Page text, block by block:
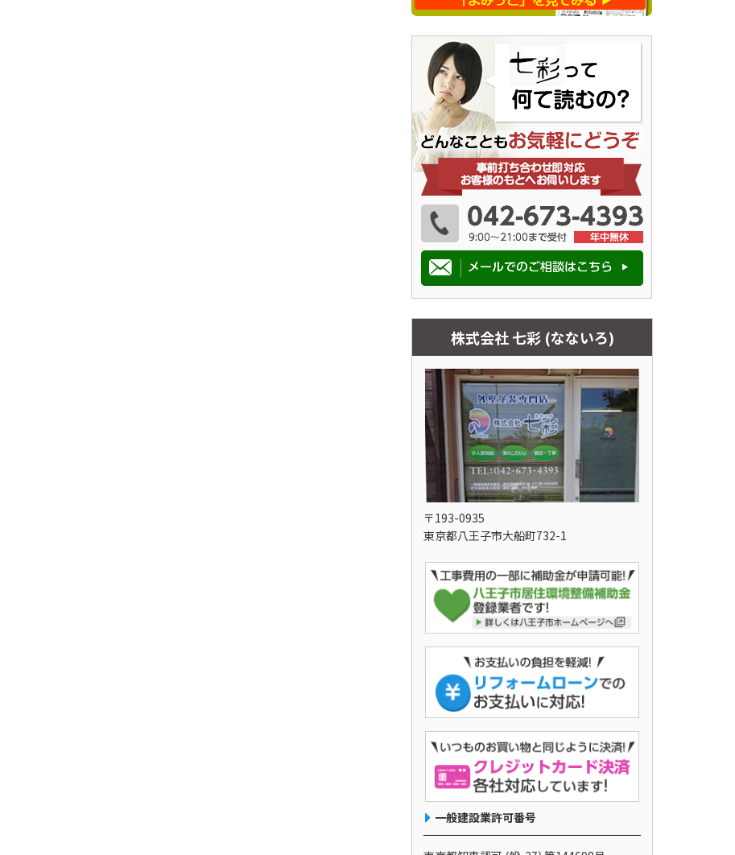
株式会社 七彩 (なないろ)
〒193-0935
東京都八王子市大船町732-1
一般建設業許可番号